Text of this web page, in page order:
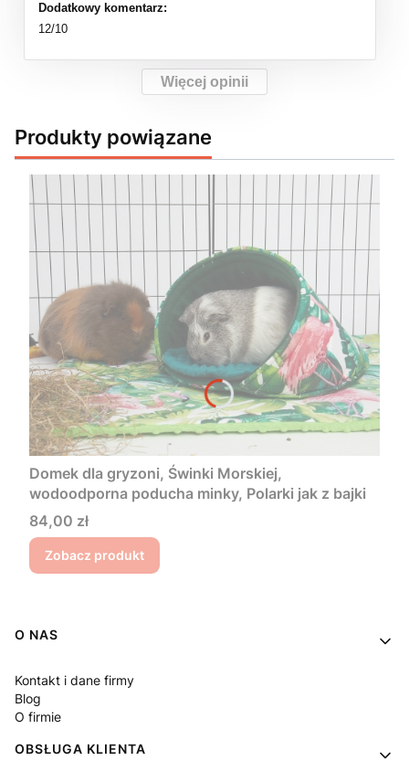
Dodatkowy komentarz:
12/10
Więcej opinii
Produkty powiązane
Domek dla gryzoni, Świnki Morskiej,
wodoodporna poducha minky, Polarki jak z bajki
Cena
84,00 zł
Zobacz produkt
Linki w stopce
O NAS
Kontakt i dane firmy
Blog
O firmie
OBSŁUGA KLIENTA